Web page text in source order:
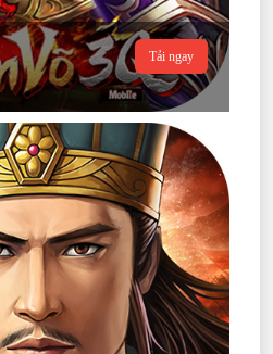
Tải ngay